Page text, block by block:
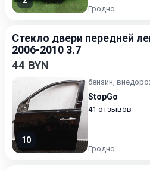
Гродно
Стекло двери передней
2006-2010 3.7
44 BYN
10
бензин,
StopGo
41 отзывов
Гродно